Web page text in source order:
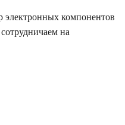
компонентов
на